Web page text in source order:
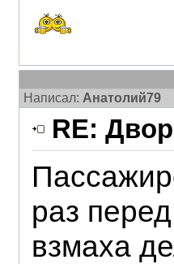
Написал: Анатолий79
RE:
раз
взмаха